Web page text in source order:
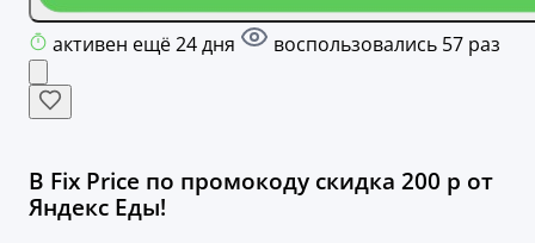
активен ещё 24 дня воспользовались 57 раз
В Fix Price по промокоду скидка 200 р от
Яндекс Еды!